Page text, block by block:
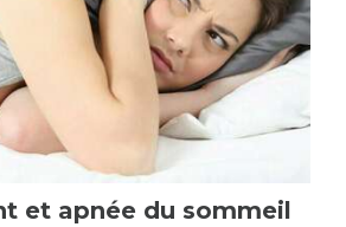
et apnée du sommeil